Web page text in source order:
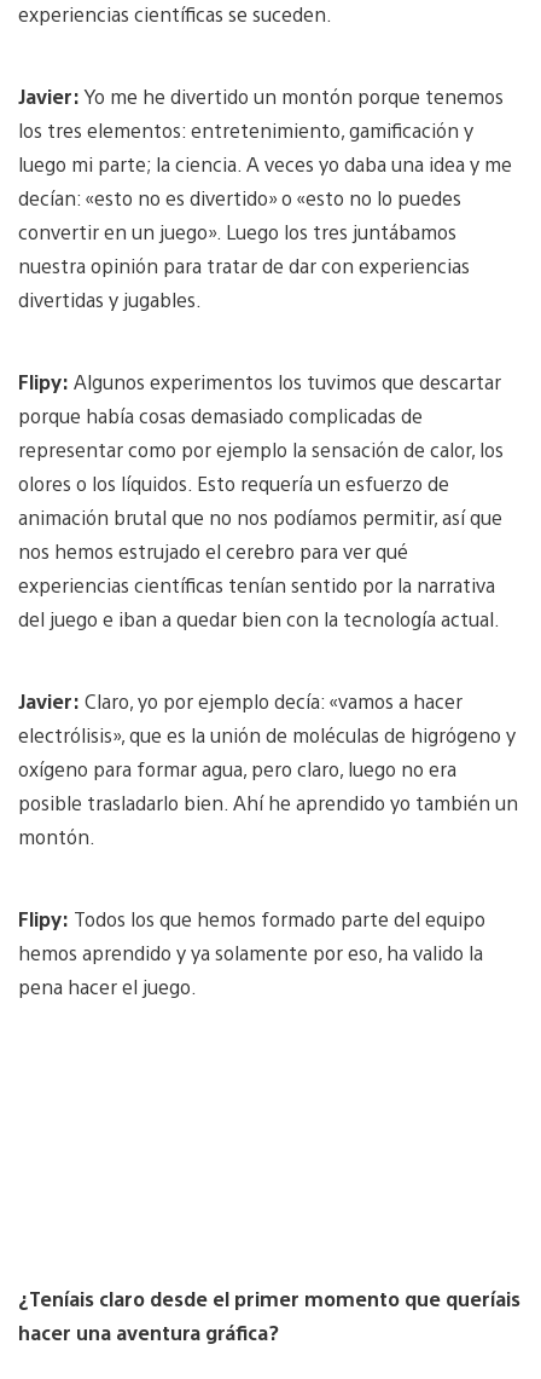
experiencias científicas se suceden.
Javier:Yo me he divertido un montón porque tenemos
los tres elementos: entretenimiento, gamificación y
luego mi parte; la ciencia. A veces yo daba una idea y me
decían: «esto no es divertido» o «esto no lo puedes
convertir en un juego». Luego los tres juntábamos
nuestra opinión para tratar de dar con experiencias
divertidas y jugables.
Flipy: Algunos experimentos los tuvimos que descartar
porque había cosas demasiado complicadas de
representar como por ejemplo la sensación de calor, los
olores o los líquidos. Esto requería un esfuerzo de
animación brutal que no nos podíamos permitir, así que
nos hemos estrujado el cerebro para ver qué
experiencias científicas tenían sentido por la narrativa
del juego e iban a quedar bien con la tecnología actual.
Javier: Claro, yo por ejemplo decía: «vamos a hacer
electrólisis», que es la unión de moléculas de higrógeno y
oxígeno para formar agua, pero claro, luego no era
posible trasladarlo bien. Ahí he aprendido yo también un
montón.
Flipy: Todos los que hemos formado parte del equipo
hemos aprendido y ya solamente por eso, ha valido la
pena hacer el juego.
¿Teníais claro desde el primer momento que queríais
hacer una aventura gráfica?